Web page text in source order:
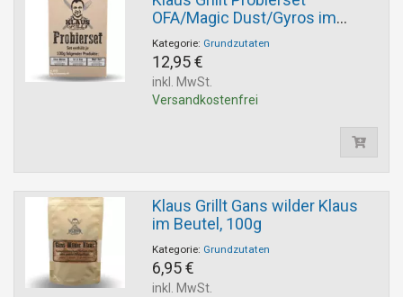
OFA/Magic Dust/Gyros im
Beutel 3x100g
Kategorie: Grundzutaten
12,95 €
inkl. MwSt.
Versandkostenfrei
Klaus Grillt Gans wilder Klaus
im Beutel, 100g
Kategorie: Grundzutaten
6,95 €
inkl. MwSt.